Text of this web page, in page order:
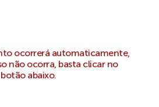
ocorrerá automaticamente,
não ocorra, basta clicar no
botão abaixo.